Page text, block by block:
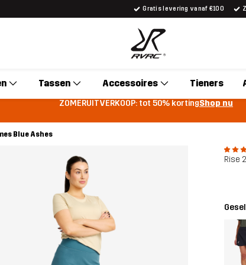
Gratis levering vanaf €100
Tassen Accessoires Tieners
ZOMERUITVERKOOP: tot 50% kortingShop nu
Blue Ashes
Rise